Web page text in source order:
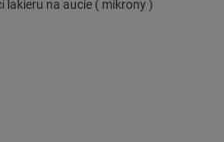
na aucie ( mikrony )